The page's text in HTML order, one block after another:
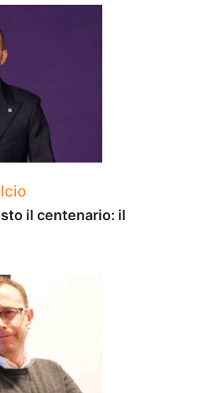
il centenario: il